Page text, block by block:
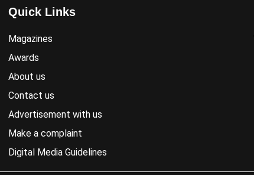
Quick Links
Magazines
Awards
About us
Contact us
Advertisement with us
Make a complaint
Digital Media Guidelines